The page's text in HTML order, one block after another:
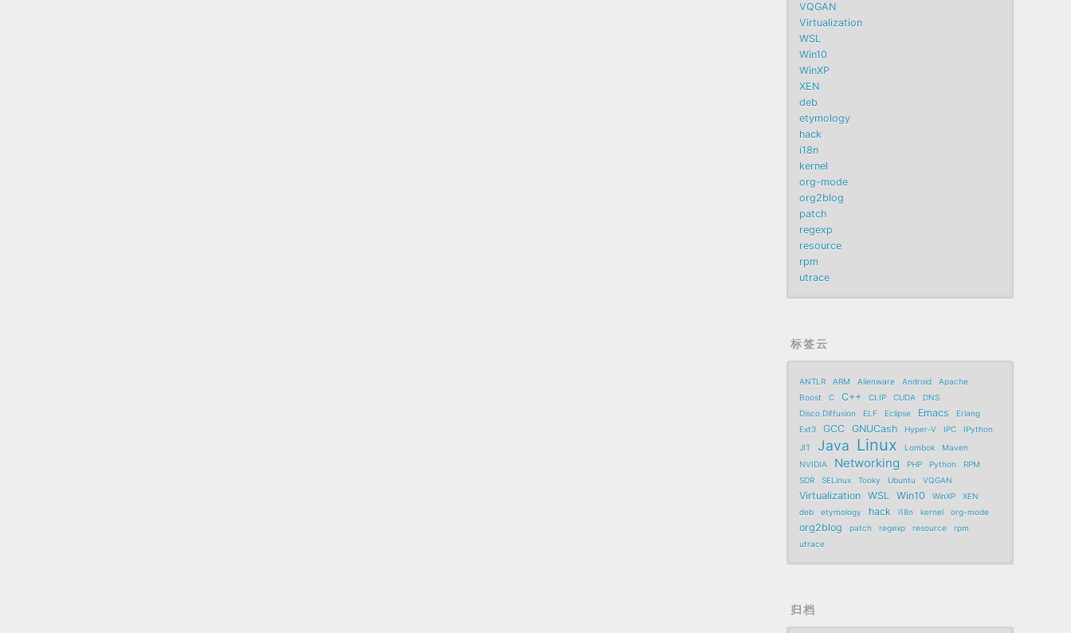
VQGAN
Virtualization
WSL
Win10
WinXP
XEN
deb
etymology
hack
i18n
kernel
org-mode
org2blog
patch
regexp
resource
rpm
utrace
标签云
ANTLR ARM Alienware Android
Apache
Boost
C C++ CLIP CUDA
DNS
Disco Diffusion
ELF Eclipse Emacs
Erlang
Ext3
GCC GNUCash Hyper-V IPC
IPython
JIT
Java Linux Lombok
Maven
NVIDIA
Networking PHP Python
RPM
SDR
SELinux Tooky Ubuntu VQGAN
Virtualization WSL Win10 WinXP
XEN
deb
etymology hack i18n kernel org-mode
org2blog patch regexp resource
rpm
utrace
归档